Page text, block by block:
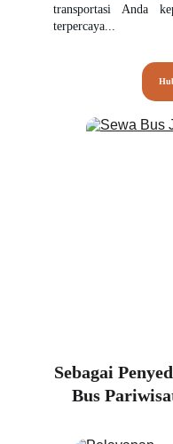
transportasi Anda
terpercaya...
Sebagai
Bus